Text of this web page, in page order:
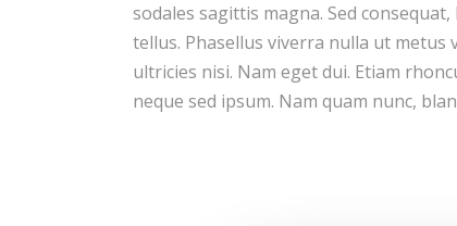
sodales sagittis magna. Sed
tellus. Phasellus viverra nulla ut
ultricies nisi. Nam eget dui. Etiam
neque sed ipsum. Nam quam nunc,